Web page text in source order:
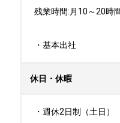
残業時間:月10～20時
・基本出社
休日・休暇
・週休2日制（土日）